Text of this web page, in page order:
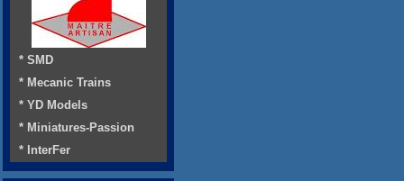
* SMD
* Mecanic Trains
* YD Models
* Miniatures-Passion
* InterFer